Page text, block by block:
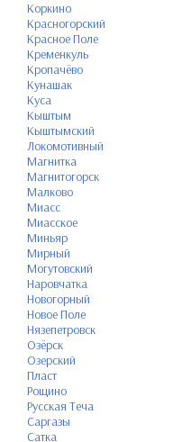
Коркино
Красногорский
Красное Поле
Кременкуль
Кропачёво
Кунашак
Куса
Кыштым
Кыштымский
Локомотивный
Магнитка
Магнитогорск
Малково
Миасс
Миасское
Миньяр
Мирный
Могутовский
Наровчатка
Новогорный
Новое Поле
Нязепетровск
Озёрск
Озерский
Пласт
Рощино
Русская Теча
Саргазы
Сатка